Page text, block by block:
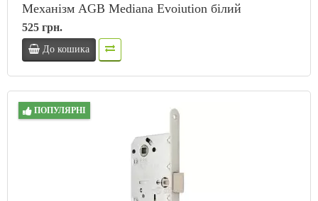
Механізм AGB Mediana Evoiution білий
525 грн.
До кошика
ПОПУЛЯРНІ